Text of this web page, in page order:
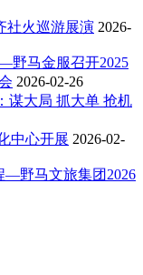
社火巡游展演 2026-
野马金服召开2025
2026-02-26
谋大局 抓大单 抢机
中心开展 2026-02-
—野马文旅集团2026